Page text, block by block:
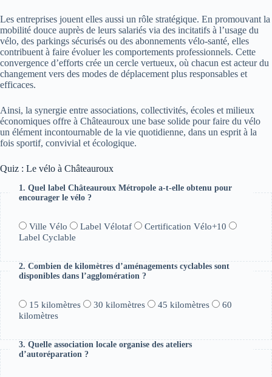
Les entreprises jouent elles aussi un rôle stratégique. En promouvant la
mobilité douce auprès de leurs salariés via des incitatifs à l’usage du
vélo, des parkings sécurisés ou des abonnements vélo-santé, elles
contribuent à faire évoluer les comportements professionnels. Cette
convergence d’efforts crée un cercle vertueux, où chacun est acteur du
changement vers des modes de déplacement plus responsables et
efficaces.
Ainsi, la synergie entre associations, collectivités, écoles et milieux
économiques offre à Châteauroux une base solide pour faire du vélo
un élément incontournable de la vie quotidienne, dans un esprit à la
fois sportif, convivial et écologique.
Quiz : Le vélo à Châteauroux
1. Quel label Châteauroux Métropole a-t-elle obtenu pour
encourager le vélo ?
Ville Vélo Label Vélotaf
Certification Vélo+10
Label Cyclable
2. Combien de kilomètres d’aménagements cyclables sont
disponibles dans l’agglomération ?
15 kilomètres 30 kilomètres 45 kilomètres
60
kilomètres
3. Quelle association locale organise des ateliers
d’autoréparation ?